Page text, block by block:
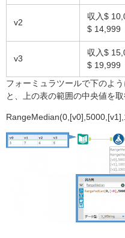
v2
収入$
$ 14,999
v3
収入$
$ 19,999
フォーミュラツールで下のよ
と、上の表の範囲の中央値を取